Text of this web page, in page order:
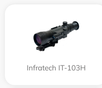
Infratech IT-103Н